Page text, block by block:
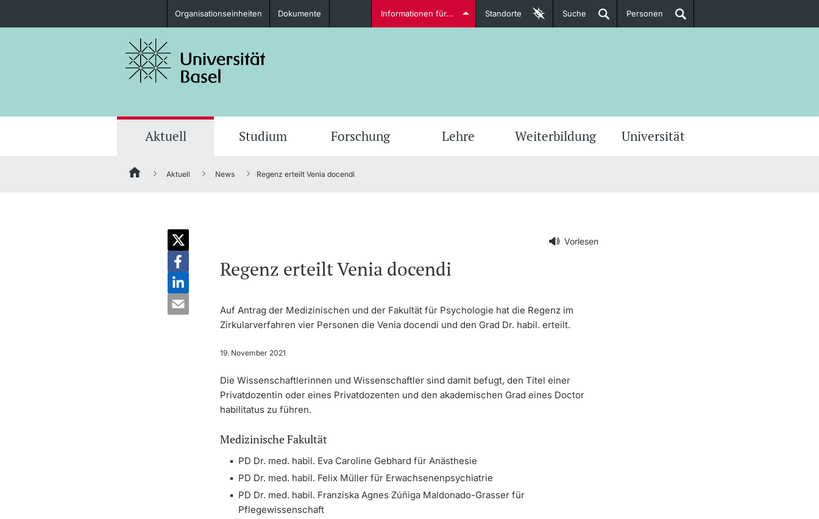
Studieninteressierte
Fördernde & Alumni
weitere Informationen
Organisationseinheiten Dokumente Informationen für... Standorte Suche Personen
Aktuell Studium Forschung Lehre Weiterbildung Universität
Aktuell News Regenz erteilt Venia docendi
Vorlesen
Regenz erteilt Venia docendi
Auf Antrag der Medizinischen und der Fakultät für Psychologie hat die Regenz im
Zirkularverfahren vier Personen die Venia docendi und den Grad Dr. habil. erteilt.
19. November 2021
Die Wissenschaftlerinnen und Wissenschaftler sind damit befugt, den Titel einer
Privatdozentin oder eines Privatdozenten und den akademischen Grad eines Doctor
habilitatus zu führen.
Medizinische Fakultät
PD Dr. med. habil. Eva Caroline Gebhard für Anästhesie
PD Dr. med. habil. Felix Müller für Erwachsenenpsychiatrie
PD Dr. med. habil. Franziska Agnes Zúñiga Maldonado-Grasser für
Pflegewissenschaft